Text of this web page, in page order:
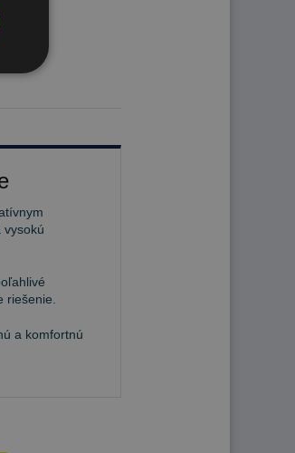
vysokú
a komfortnú